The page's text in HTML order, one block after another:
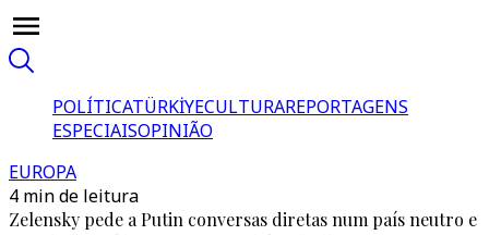
POLÍTICATÜRKİYECULTURAREPORTAGENS
ESPECIAISOPINIÃO
EUROPA
4 min de leitura
Zelensky pede a Putin conversas diretas num país neutro e